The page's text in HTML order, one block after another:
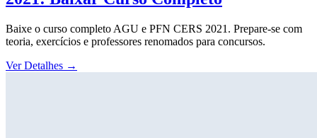
Baixe o curso completo AGU e PFN CERS 2021. Prepare-se com
teoria, exercícios e professores renomados para concursos.
Ver Detalhes →